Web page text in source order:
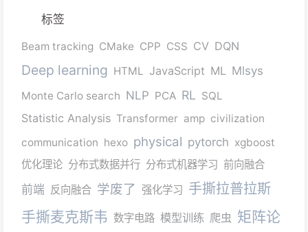
标签
Beam tracking CMake CPP CSS CV DQN
Deep learning HTML JavaScript ML Mlsys
Monte Carlo search NLP PCA RL SQL
Statistic Analysis Transformer amp civilization
communication hexo physical pytorch xgboost
优化理论 分布式数据并行 分布式机器学习 前向融合
前端 反向融合 学废了 强化学习 手撕拉普拉斯
手撕麦克斯韦 数字电路 模型训练 爬虫 矩阵论